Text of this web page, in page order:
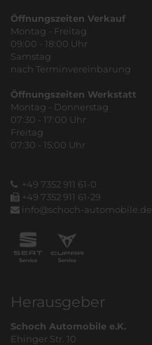
Öffnungszeiten Verkauf
Montag - Freitag
09:00 - 18:00 Uhr
Samstag
nach Terminvereinbarung
Öffnungszeiten Werkstatt
Montag - Donnerstag
07:30 - 17:00 Uhr
Freitag
07:30 - 15:00 Uhr
+49 7352 911 61-0
+49 7352 911 61-29
info@schoch-automobile.de
Herausgeber
Schoch Automobile e.K.
Ehinger Str. 10